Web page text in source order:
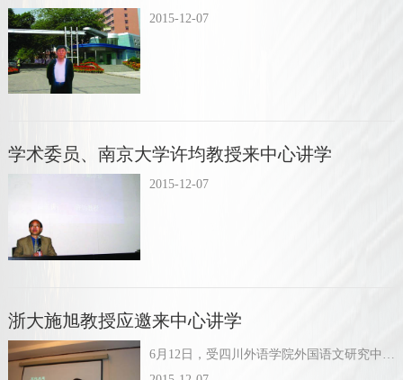
2015-12-07
学术委员、南京大学许均教授来中心讲学
2015-12-07
浙大施旭教授应邀来中心讲学